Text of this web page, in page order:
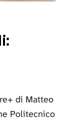
di Matteo
Politecnico